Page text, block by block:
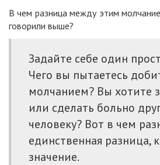
В чем разница между этим
говорили выше?
Задайте себе один
Чего вы пытаетесь
молчанием? Вы хотите
или сделать больно
человеку? Вот в чем
единственная разница,
значение.